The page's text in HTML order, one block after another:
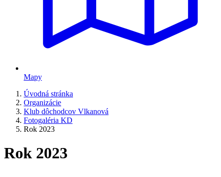
Mapy
Úvodná stránka
Organizácie
Klub dôchodcov Vlkanová
Fotogaléria KD
Rok 2023
Rok 2023